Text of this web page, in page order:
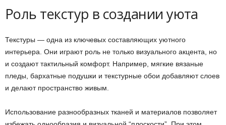
Роль текстур в создании уюта
Текстуры — одна из ключевых составляющих уютного
интерьера. Они играют роль не только визуального акцента, но
и создают тактильный комфорт. Например, мягкие вязаные
пледы, бархатные подушки и текстурные обои добавляют слоев
и делают пространство живым.
Использование разнообразных тканей и материалов позволяет